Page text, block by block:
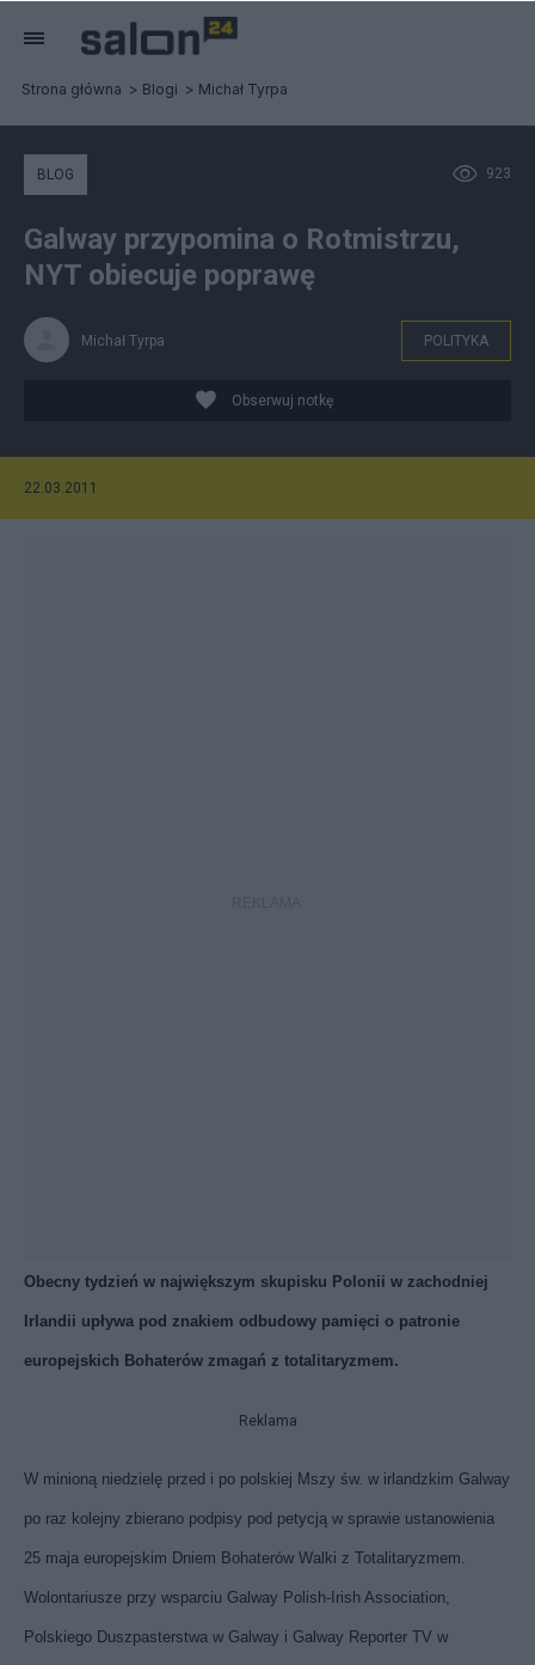
Strona główna Blogi Michał Tyrpa
923
BLOG
Galway przypomina o Rotmistrzu,
NYT obiecuje poprawę
Michał Tyrpa POLITYKA
Obserwuj notkę
22.03.2011
Obecny tydzień w największym skupisku Polonii w zachodniej
Irlandii upływa pod znakiem odbudowy pamięci o patronie
europejskich Bohaterów zmagań z totalitaryzmem.
Reklama
W minioną niedzielę przed i po polskiej Mszy św. w irlandzkim Galway
po raz kolejny zbierano podpisy pod petycją w sprawie ustanowienia
25 maja europejskim Dniem Bohaterów Walki z Totalitaryzmem.
Wolontariusze przy wsparciu Galway Polish-Irish Association,
Polskiego Duszpasterstwa w Galway i Galway Reporter TV w